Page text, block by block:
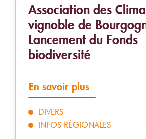
Association des
vignoble de
Lancement du Fonds
biodiversité
En savoir plus
DIVERS
INFOS RÉGIONALES